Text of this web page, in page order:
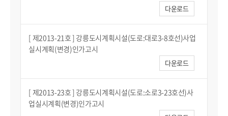
다운로드
[ 제2013-21호 ] 강릉도시계획시설(도로:대로3-8호선)사업
실시계획(변경)인가고시
다운로드
[ 제2013-23호 ] 강릉도시계획시설(도로:소로3-23호선)사
업실시계획(변경)인가고시